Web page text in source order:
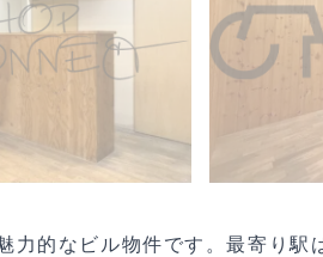
的なビル物件です。最寄り